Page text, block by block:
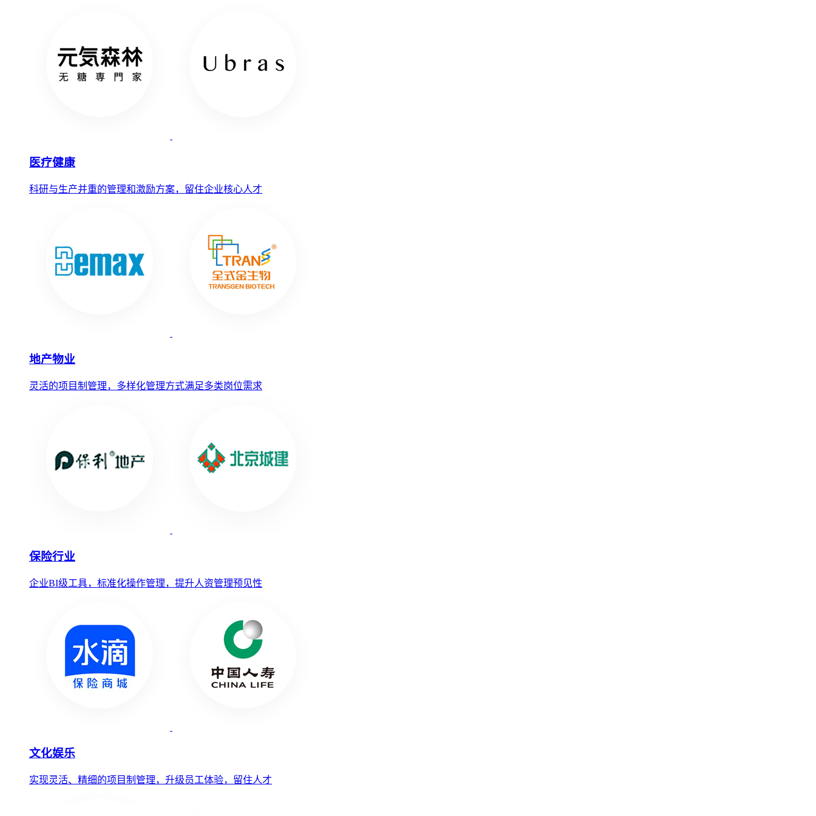
医疗健康
科研与生产并重的管理和激励方案，留住企业核心人才
地产物业
灵活的项目制管理，多样化管理方式满足多类岗位需求
保险行业
企业BI级工具，标准化操作管理，提升人资管理预见性
文化娱乐
实现灵活、精细的项目制管理，升级员工体验，留住人才